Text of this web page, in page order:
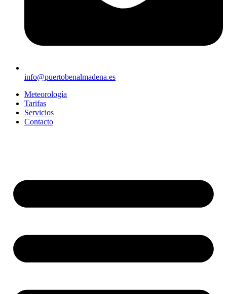
info@puertobenalmadena.es
Meteorología
Tarifas
Servicios
Contacto